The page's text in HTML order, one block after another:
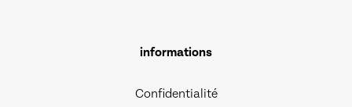
informations
Confidentialité